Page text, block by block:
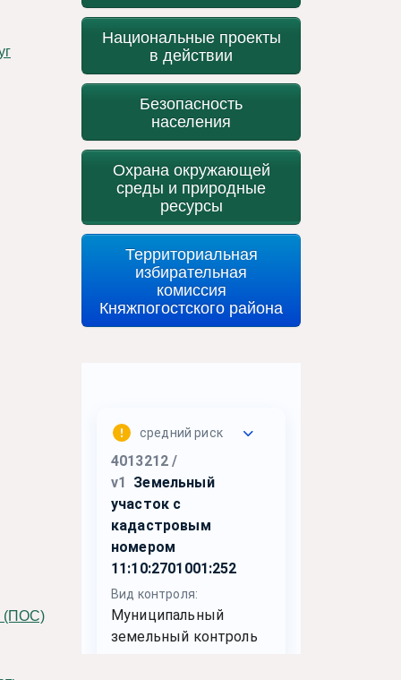
Национальные проекты
в действии
Безопасность
населения
Охрана окружающей
среды и природные
ресурсы
Территориальная
избирательная
комиссия
Княжпогостского района